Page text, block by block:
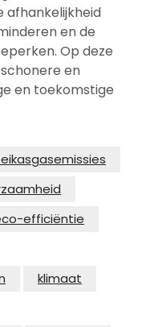
afhankelijkheid
en de
Op deze
en
en toekomstige
efficiëntie
klimaat